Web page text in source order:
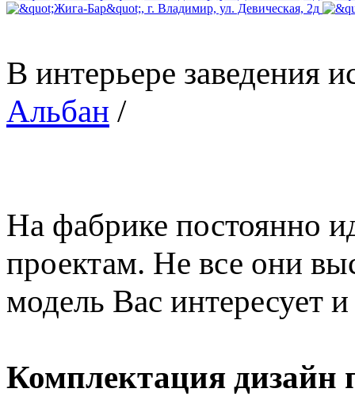
В интерьере заведения
Альбан /
На фабрике постоянно
проектам. Не все они
модель Вас
Комплектация дизайн